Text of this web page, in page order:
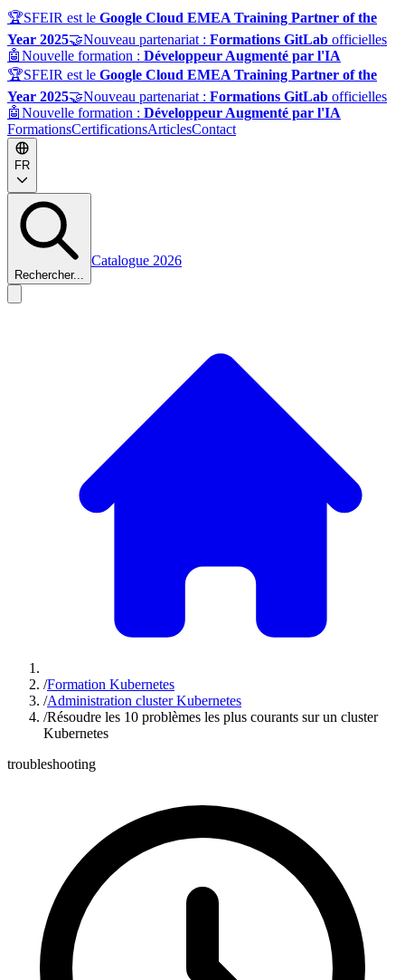
🏆SFEIR est le Google Cloud EMEA Training Partner of the
Year 2025🤝Nouveau partenariat : Formations GitLab officielles
🤖Nouvelle formation : Développeur Augmenté par l'IA
🏆SFEIR est le Google Cloud EMEA Training Partner of the
Year 2025🤝Nouveau partenariat : Formations GitLab officielles
🤖Nouvelle formation : Développeur Augmenté par l'IA
FormationsCertificationsArticlesContact
FR
Rechercher...
Catalogue 2026
/Formation Kubernetes
/Administration cluster Kubernetes
/Résoudre les 10 problèmes les plus courants sur un cluster
Kubernetes
troubleshooting